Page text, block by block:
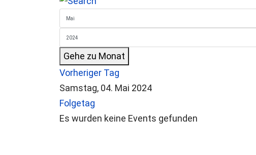
Gehe zu Monat
Vorheriger Tag
Samstag, 04. Mai 2024
Folgetag
Es wurden keine Events gefunden